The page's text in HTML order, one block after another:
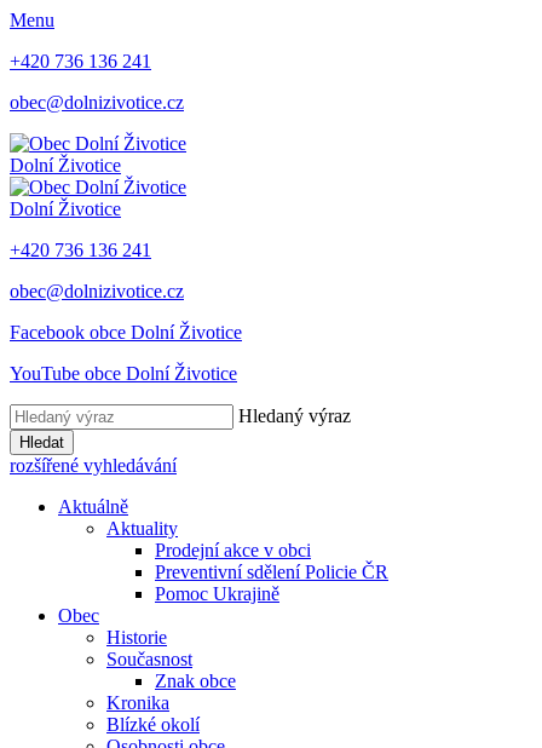
Menu
+420 736 136 241
obec@dolnizivotice.cz
Dolní Životice
Dolní Životice
+420 736 136 241
obec@dolnizivotice.cz
Facebook obce Dolní Životice
YouTube obce Dolní Životice
Hledaný výraz
Hledat
rozšířené vyhledávání
Aktuálně
Aktuality
Prodejní akce v obci
Preventivní sdělení Policie ČR
Pomoc Ukrajině
Obec
Historie
Současnost
Znak obce
Kronika
Blízké okolí